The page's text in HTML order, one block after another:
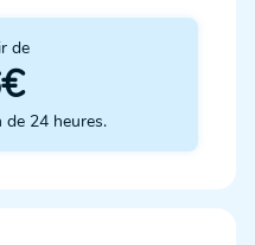
de
24 heures.